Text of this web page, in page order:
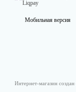
Мобильная версия
Интернет-магазин